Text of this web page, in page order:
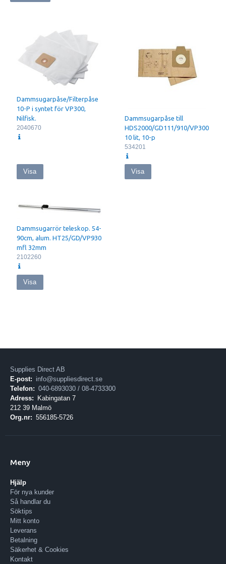
Spänning (V): 220-240
IP klassning: IP20
Sugeffekt määt vid rör (W): 225
Luftmängd (l/sek): 32
Vakuum v./munstycket (kPa): 22
Arbetsljudnivå (dB): 51
Kabellängd: 10meter
Dammpåse: 10liter
Huvudfilter: HEPA 13
Huvudfilter yta (cm2): 2400
Dammsugarpåse/Filterpåse
10-P i syntet för VP300,
Nilfisk.
2040670
Visa
Dammsugarpåse till
HDS2000/GD111/910/VP300
10 lit, 10-p
534201
Visa
Dammsugarrör teleskop. 54-
90cm, alum. HT25/GD/VP930
mfl 32mm
2102260
Visa
Supplies Direct AB
E-post: info@suppliesdirect.se
Telefon: 040-6893030 / 08-4733300
Adress:
Kabingatan 7
212 39 Malmö
Org.nr: 556185-5726
Meny
Hjälp
För nya kunder
Så handlar du
Söktips
Mitt konto
Leverans
Betalning
Säkerhet & Cookies
Kontakt